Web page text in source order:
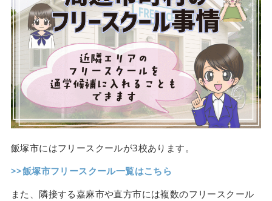
飯塚市にはフリースクールが3校あります。
>>飯塚市フリースクール一覧はこちら
また、隣接する嘉麻市や直方市には複数のフリースクール